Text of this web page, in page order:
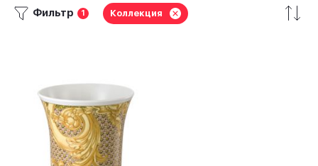
Фильтр 1 Коллекция